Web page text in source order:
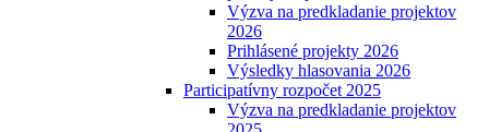
Výzva na predkladanie projektov
2026
Prihlásené projekty 2026
Výsledky hlasovania 2026
Participatívny rozpočet 2025
Výzva na predkladanie projektov